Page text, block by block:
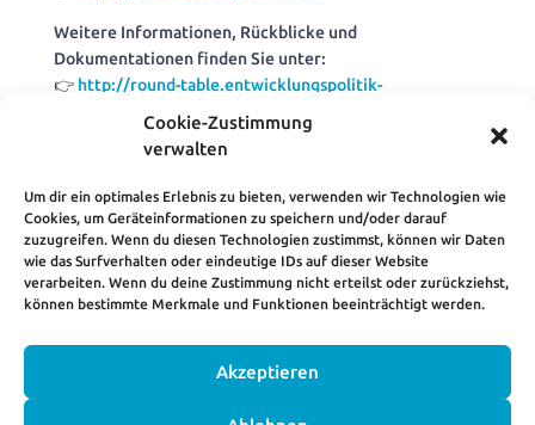
Cookie-Zustimmung
verwalten
Um dir ein optimales Erlebnis zu bieten, verwenden wir Technologien wie
Cookies, um Geräteinformationen zu speichern und/oder darauf
zuzugreifen. Wenn du diesen Technologien zustimmst, können wir Daten
wie das Surfverhalten oder eindeutige IDs auf dieser Website
verarbeiten. Wenn du deine Zustimmung nicht erteilst oder zurückziehst,
können bestimmte Merkmale und Funktionen beeinträchtigt werden.
Akzeptieren
Weitere Informationen, Rückblicke und
Dokumentationen finden Sie unter:
👉 http://round-table.entwicklungspolitik-
* Die Arbeit des Round Table wird unterstützt durch
Mittel des Ministeriums der Finanzen und für Europa
des Landes Brandenburg.
KONTAKT